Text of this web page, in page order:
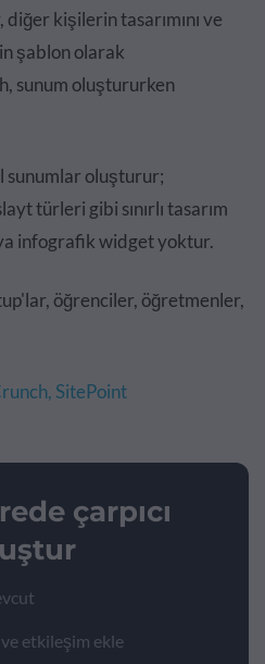
kişilerin tasarımını ve
şablon olarak
sunum oluştururken
sunumlar oluşturur;
türleri gibi sınırlı tasarım
infografik widget yoktur.
öğrenciler, öğretmenler,
SitePoint
çarpıcı
etkileşim ekle